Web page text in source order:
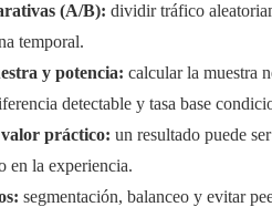
(A/B): dividir tráfico
temporal.
y potencia: calcular la muestra
detectable y tasa base
práctico: un resultado puede
en la experiencia.
segmentación, balanceo y evitar